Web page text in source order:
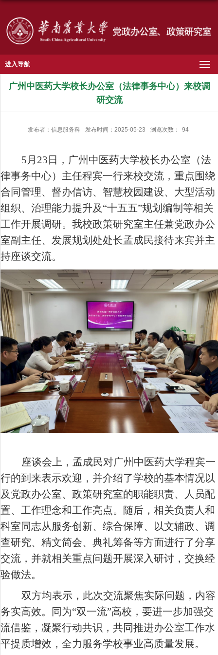
进入导航
广州中医药大学校长办公室（法律事务中心）来校调
研交流
发布者：信息服务科 发布时间：2025-05-23 浏览次数： 94
5 月 23 日， 广州中医药大学校长办公室（法
律事务中心）主任程宾一行来校交流，重点围绕
合同管理、督办信访、智慧校园建设、大型活动
组织、 治理能力提升及 “十五五”规划编制等相关
工作开展调研。 我校政策研究室主任兼党政办公
室副主任、发展规划处处长孟成民接待来宾并主
持座谈交流。
座谈会上，孟成民对广州中医药大学程宾一
行的到来表示欢迎，并介绍了学校的基本情况以
及党政办公室、政策研究室的职能职责、人员配
置、工作理念和工作亮点。随后，相关负责人和
科室同志从服务创新、综合保障、以文辅政、调
查研究、精文简会、典礼筹备等方面进行了分享
交流，并就相关重点问题开展深入研讨，交换经
验做法。
双方均表示，此次交流聚焦实际问题，内容
务实高效。同为“双一流”高校，要进一步加强交
流借鉴，凝聚行动共识，共同推进办公室工作水
平提质增效，全力服务学校事业高质量发展。